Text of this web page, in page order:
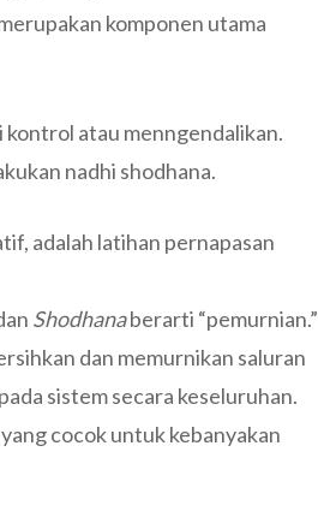
komponen utama
kontrol atau menngendalikan.
nadhi shodhana.
adalah latihan pernapasan
Shodhanaberarti “pemurnian.”
dan memurnikan saluran
sistem secara keseluruhan.
cocok untuk kebanyakan